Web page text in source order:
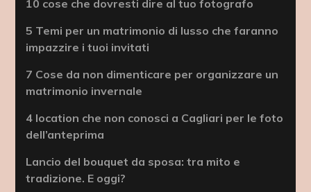
10 cose che dovresti dire al tuo fotografo
5 Temi per un matrimonio di lusso che faranno
impazzire i tuoi invitati
7 Cose da non dimenticare per organizzare un
matrimonio invernale
4 location che non conosci a Cagliari per le foto
dell’anteprima
Lancio del bouquet da sposa: tra mito e
tradizione. E oggi?